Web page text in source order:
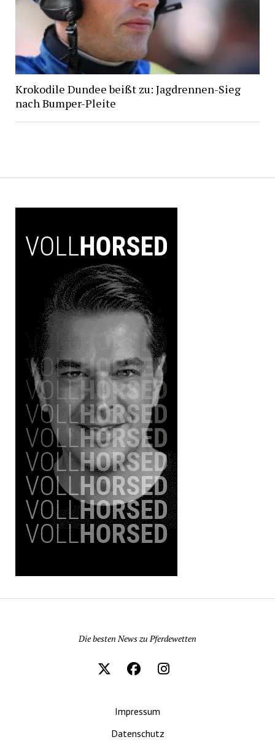
Krokodile Dundee beißt zu: Jagdrennen-Sieg
nach Bumper-Pleite
Die besten News zu Pferdewetten
Impressum
Datenschutz